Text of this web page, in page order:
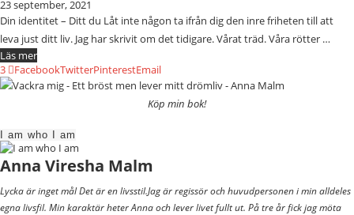
23 september, 2021
Din identitet – Ditt du Låt inte någon ta ifrån dig den inre friheten till att
leva just ditt liv. Jag har skrivit om det tidigare. Vårat träd. Våra rötter …
Läs mer
3
FacebookTwitterPinterestEmail
Köp min bok!
I am who I am
Anna Viresha Malm
Lycka är inget mål Det är en livsstil.Jag är regissör och huvudpersonen i min alldeles
egna livsfil. Min karaktär heter Anna och lever livet fullt ut. På tre år fick jag möta